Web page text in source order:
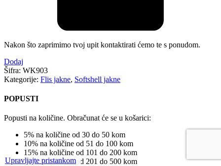
Nakon što zaprimimo tvoj upit kontaktirati ćemo te s ponudom.
Dodaj
Šifra: WK903
Kategorije: Flis jakne, Softshell jakne
POPUSTI
Popusti na količine. Obračunat će se u košarici:
5% na količine od 30 do 50 kom
10% na količine od 51 do 100 kom
15% na količine od 101 do 200 kom
20% na količine od 201 do 500 kom
Upravljajte pristankom